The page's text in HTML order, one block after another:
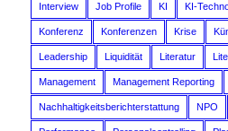
Interview Job Profile KI KI-
Konferenz Konferenzen Krise
Leadership Liquidität Literatur
Management Management Reporting
Nachhaltigkeitsberichterstattung NPO